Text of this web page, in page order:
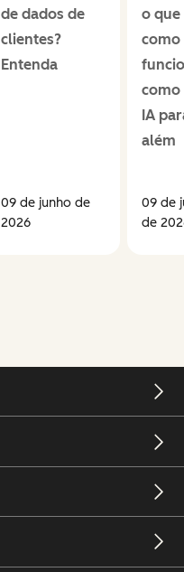
de dados de
clientes?
Entenda
09 de junho de
2026
o que
como
como
IA
além
09 de
de